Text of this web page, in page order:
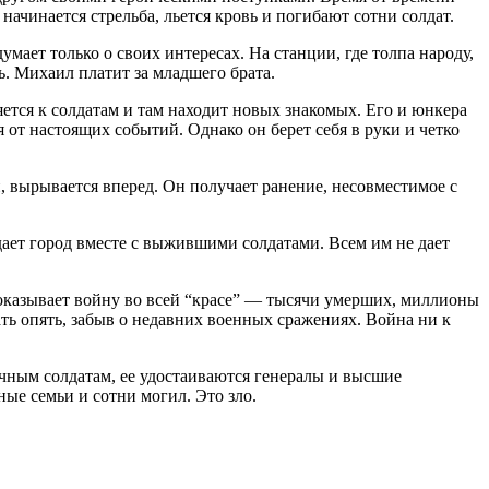
стрельба, льется кровь и погибают сотни солдат.
только о своих интересах. На станции, где толпа народу,
Михаил платит за младшего брата.
к солдатам и там находит новых знакомых. Его и юнкера
настоящих событий. Однако он берет себя в руки и четко
вперед. Он получает ранение, несовместимое с
город вместе с выжившими солдатами. Всем им не дает
войну во всей “красе” — тысячи умерших, миллионы
опять, забыв о недавних военных сражениях. Война ни к
солдатам, ее удостаиваются генералы и высшие
семьи и сотни могил. Это зло.